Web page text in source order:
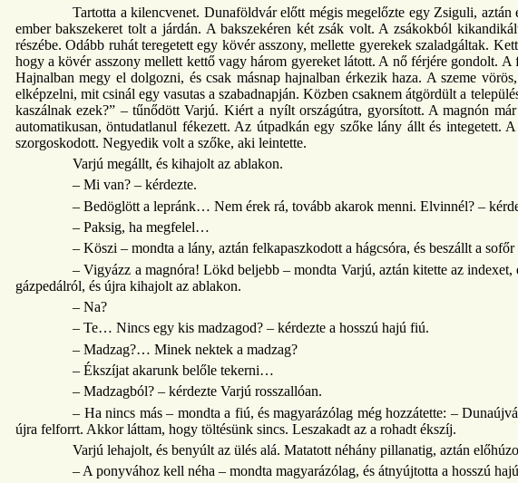
Tartotta a kilencvenet. Dunaföldvár előtt mégis megelőzte egy Zsiguli,
ember bakszekeret tolt a járdán. A bakszekéren két zsák volt. A zsákokból
részébe. Odább ruhát teregetett egy kövér asszony, mellette gyerekek szaladgáltak.
hogy a kövér asszony mellett kettő vagy három gyereket látott. A nő férjére gondolt.
Hajnalban megy el dolgozni, és csak másnap hajnalban érkezik haza. A szeme
elképzelni, mit csinál egy vasutas a szabadnapján. Közben csaknem átgördült a
kaszálnak ezek?” – tűnődött Varjú. Kiért a nyílt országútra, gyorsított. A magnón
automatikusan, öntudatlanul fékezett. Az útpadkán egy szőke lány állt és
szorgoskodott. Negyedik volt a szőke, aki leintette.
Varjú megállt, és kihajolt az ablakon.
– Mi van? – kérdezte.
– Bedöglött a lepránk… Nem érek rá, tovább akarok menni. Elvinnél? –
– Paksig, ha megfelel…
– Köszi – mondta a lány, aztán felkapaszkodott a hágcsóra, és beszállt a sofőr
– Vigyázz a magnóra! Lökd beljebb – mondta Varjú, aztán kitette az
gázpedálról, és újra kihajolt az ablakon.
– Na?
– Te… Nincs egy kis madzagod? – kérdezte a hosszú hajú fiú.
– Madzag?… Minek nektek a madzag?
– Ékszíjat akarunk belőle tekerni…
– Madzagból? – kérdezte Varjú rosszallóan.
– Ha nincs más – mondta a fiú, és magyarázólag még hozzátette: –
újra felforrt. Akkor láttam, hogy töltésünk sincs. Leszakadt az a rohadt ékszíj.
Varjú lehajolt, és benyúlt az ülés alá. Matatott néhány pillanatig, aztán
– A ponyvához kell néha – mondta magyarázólag, és átnyújtotta a hosszú